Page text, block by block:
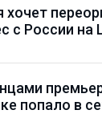
с России
попало в